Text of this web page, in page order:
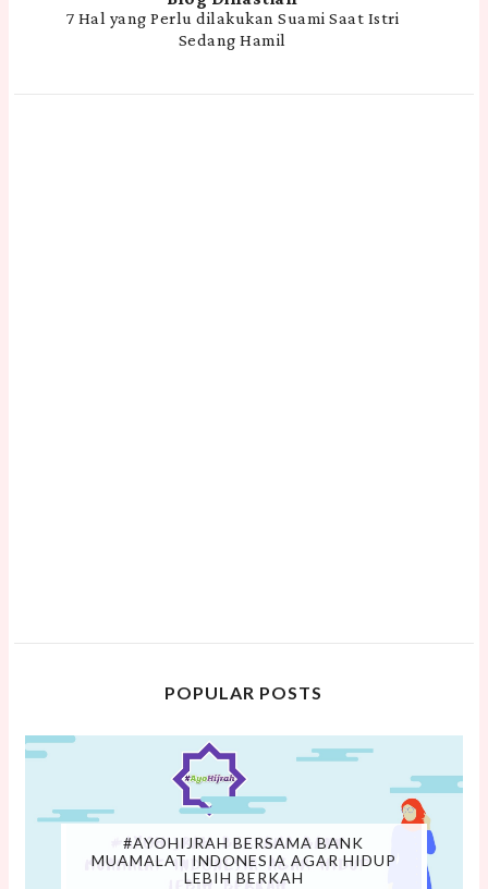
7 Hal yang Perlu dilakukan Suami Saat Istri
Sedang Hamil
POPULAR POSTS
#AYOHIJRAH BERSAMA BANK
MUAMALAT INDONESIA AGAR HIDUP
LEBIH BERKAH